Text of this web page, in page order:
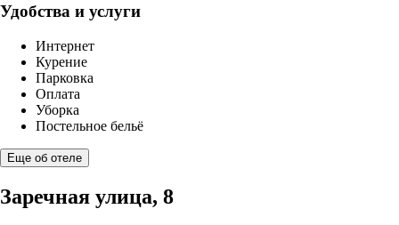
Удобства и услуги
Интернет
Курение
Парковка
Оплата
Уборка
Постельное бельё
Еще об отеле
Заречная улица, 8